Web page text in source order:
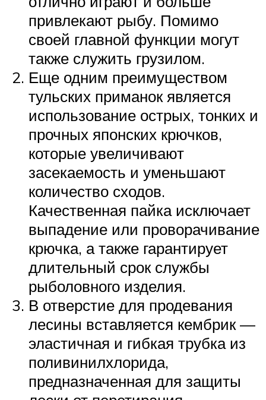
привлекают рыбу. Помимо
своей главной функции могут
также служить грузилом.
Еще одним преимуществом
тульских приманок является
использование острых, тонких и
прочных японских крючков,
которые увеличивают
засекаемость и уменьшают
количество сходов.
Качественная пайка исключает
выпадение или проворачивание
крючка, а также гарантирует
длительный срок службы
рыболовного изделия.
В отверстие для продевания
лесины вставляется кембрик —
эластичная и гибкая трубка из
поливинилхлорида,
предназначенная для защиты